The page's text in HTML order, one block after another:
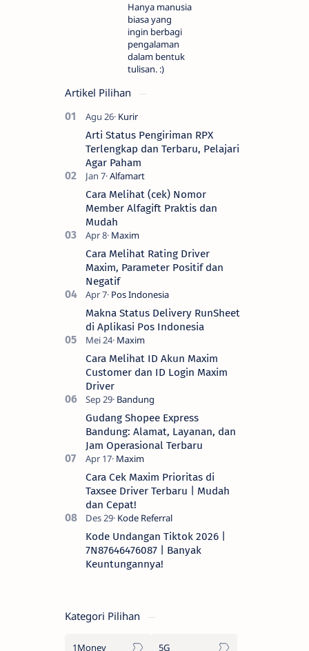
Hanya manusia
biasa yang
ingin berbagi
pengalaman
dalam bentuk
tulisan. :)
Artikel Pilihan
Arti Status Pengiriman RPX
Terlengkap dan Terbaru, Pelajari
Agar Paham
Cara Melihat (cek) Nomor
Member Alfagift Praktis dan
Mudah
Cara Melihat Rating Driver
Maxim, Parameter Positif dan
Negatif
Makna Status Delivery RunSheet
di Aplikasi Pos Indonesia
Cara Melihat ID Akun Maxim
Customer dan ID Login Maxim
Driver
Gudang Shopee Express
Bandung: Alamat, Layanan, dan
Jam Operasional Terbaru
Cara Cek Maxim Prioritas di
Taxsee Driver Terbaru | Mudah
dan Cepat!
Kode Undangan Tiktok 2026 |
7N87646476087 | Banyak
Keuntungannya!
Kategori Pilihan
1Money 5G